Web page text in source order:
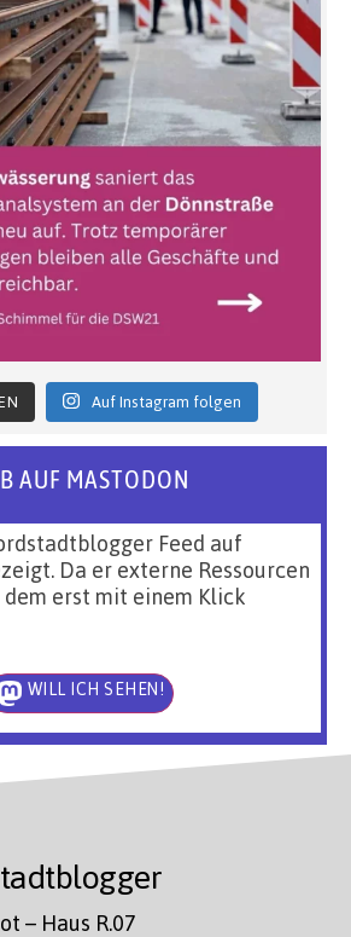
Auf Instagram folgen
AUF MASTODON
Feed auf
Da er externe Ressourcen
erst mit einem Klick
WILL ICH SEHEN!
– Haus R.07